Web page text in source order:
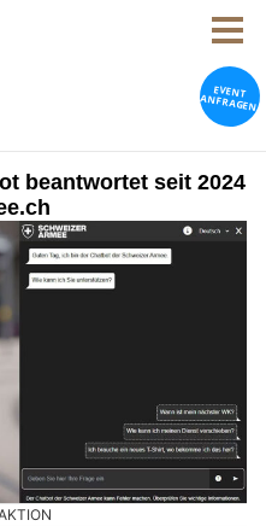
beantwortet seit 2024